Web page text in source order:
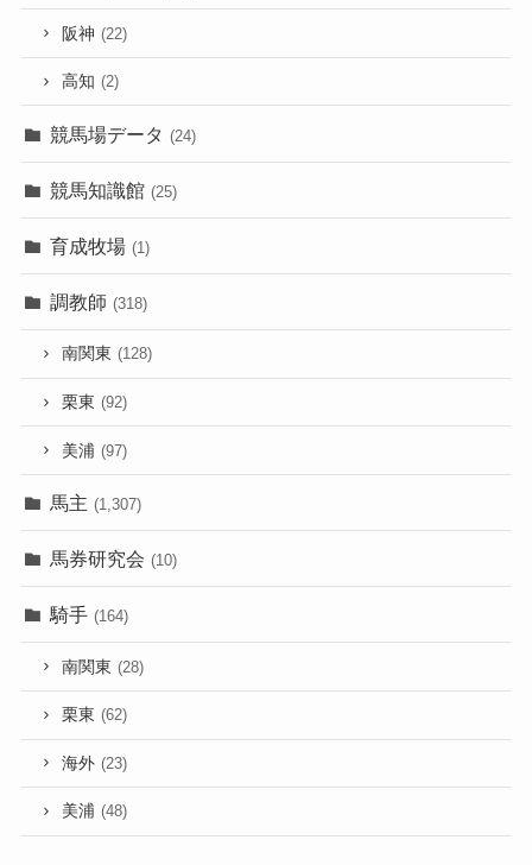
阪神 (22)
高知 (2)
競馬場データ (24)
競馬知識館 (25)
育成牧場 (1)
調教師 (318)
南関東 (128)
栗東 (92)
美浦 (97)
馬主 (1,307)
馬券研究会 (10)
騎手 (164)
南関東 (28)
栗東 (62)
海外 (23)
美浦 (48)